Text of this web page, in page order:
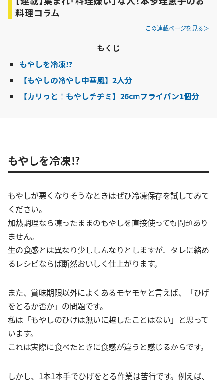
料理コラム
この連載ページを見る
もくじ
もやしを冷凍⁉︎
【もやしの冷やし中華風】2人分
【カリっと！もやしチヂミ】26cmフライパン1個分
もやしを冷凍⁉︎
もやしが悪くなりそうなときはぜひ冷凍保存を試してみて
ください。
加熱調理なら凍ったままのもやしを直接使っても問題あり
ません。
生の食感とは異なり少ししんなりとしますが、タレに絡め
るレシピならば断然おいしく仕上がります。
また、賞味期限以外によくあるモヤモヤと言えば、「ひげ
をとるか否か」の問題です。
私は「もやしのひげは無いに越したことはない」と思って
います。
これは実際に食べたときに食感が違うと感じるからです。
しかし、1本1本手でひげをとる作業は苦行です。例えば、